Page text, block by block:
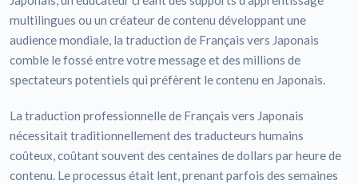
multilingues ou un créateur de contenu développant une
audience mondiale, la traduction de Français vers Japonais
comble le fossé entre votre message et des millions de
spectateurs potentiels qui préfèrent le contenu en Japonais.
La traduction professionnelle de Français vers Japonais
nécessitait traditionnellement des traducteurs humains
coûteux, coûtant souvent des centaines de dollars par heure de
contenu. Le processus était lent, prenant parfois des semaines